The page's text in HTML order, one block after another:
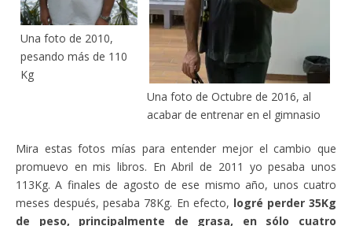
Una foto de 2010,
pesando más de 110
Kg
Una foto de Octubre de 2016, al
acabar de entrenar en el gimnasio
Mira estas fotos mías para entender mejor el cambio que
promuevo en mis libros. En Abril de 2011 yo pesaba unos
113Kg. A finales de agosto de ese mismo año, unos cuatro
meses después, pesaba 78Kg. En efecto, logré perder 35Kg
de peso, principalmente de grasa, en sólo cuatro